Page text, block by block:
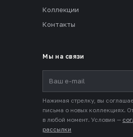
Коллекции
Контакты
Мы на связи
Нажимая стрелку, вы
письма о новых коллекциях.
в любой момент. Условия —
рассылки